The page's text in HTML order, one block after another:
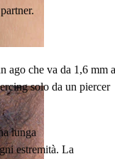
ago che va da 1,6 mm a
solo da un piercer
lunga
estremità. La